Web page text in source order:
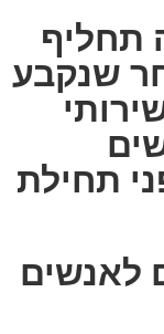
תחליף
שנקבע
תחילת
לאנשים